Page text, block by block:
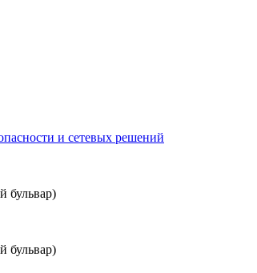
бульвар)
бульвар)